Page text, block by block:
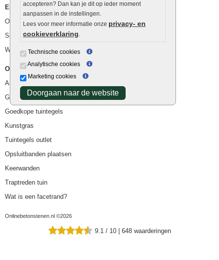
accepteren? Dan kan je dit op ieder moment
aanpassen in de instellingen.
Lees voor meer informatie onze privacy- en
cookieverklaring.
Technische cookies
Analytische cookies
Marketing cookies
Doorgaan naar de website
Extra benodigdheden
Ophoogzand
Siergrind en siersplit
Waterafvoer
Overig
Aanbiedingen
Goedkope bestrating
Goedkope tuintegels
Kunstgras
Tuintegels outlet
Opsluitbanden plaatsen
Keerwanden
Traptreden tuin
Wat is een facetrand?
Onlinebetonstenen.nl ©2026
9.1 / 10 | 648 waarderingen